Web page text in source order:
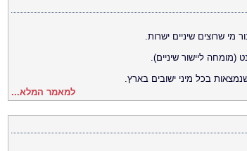
מי שרוצים שיניים ישרות.
(מומחה ליישור שיניים).
בכל מיני ישובים בארץ.
למאמר המלא...